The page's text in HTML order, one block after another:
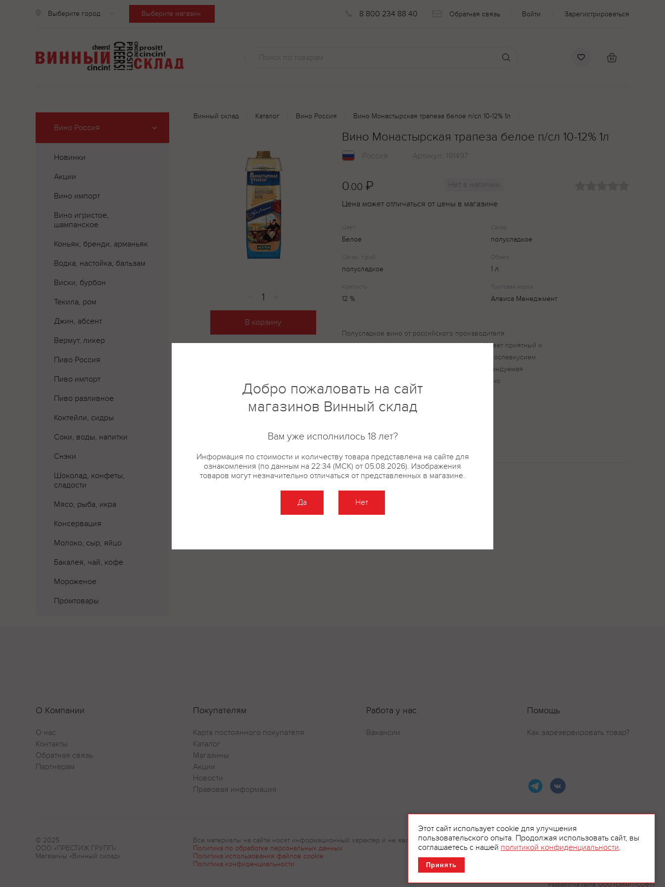
Выберите город Выберите магазин 8 800 234 88 40 Обратная связь Войти Зарегистрироваться
Вино Россия
Новинки
Акции
Вино импорт
Вино игристое,
шампанское
Коньяк, бренди, арманьяк
Водка, настойка, бальзам
Виски, бурбон
Текила, ром
Джин, абсент
Вермут, ликер
Пиво Россия
Пиво импорт
Пиво разливное
Коктейли, сидры
Соки, воды, напитки
Снэки
Шоколад, конфеты,
сладости
Мясо, рыба, икра
Консервация
Молоко, сыр, яйцо
Бакалея, чай, кофе
Мороженое
Промтовары
Винный склад Каталог Вино Россия Вино Монастырская трапеза белое п/сл 10-12% 1л
В корзину
Вино Монастырская трапеза белое п/сл 10-12% 1л
Россия Артикул: 191497
0.00 ₽
Нет в наличии
Цена может отличаться от цены в магазине
Цвет
Белое
Сахар
полусладкое
Сахар, г/дм3
полусладкое
Объем
1 л.
Крепость
12 %
Торговая марка
Алвиса Менеджмент
Полусладкое вино от российского производителя
изготовлено из красных сортов винограда. Имеет приятный и
сбалансированный вкус с мягким таниновым послевкусием.
Аромат с нежными фруктовыми тонами. Рекомендуемая
температура, при которой следует подавать вино
Монастырская трапеза - от 8 до 12 градусов.
Где купить?
Оставить отзыв
Разработка сайта:ООО «СМАРТ-СОФТ»
О Компании
О нас
Контакты
Обратная связь
Партнерам
Покупателям
Карта постоянного покупателя
Каталог
Магазины
Акции
Новости
Правовая информация
Работа у нас
Вакансии
Помощь
Как зарезервировать товар?
© 2025
ООО «ПРЕСТИЖ ГРУПП»
Магазины «Винный склад»
Все материалы на сайте носят информационный характер и не являются рекламой.
Политика по обработке персональных данных
Политика использования файлов cookie
Политика конфиденциальности
Этот сайт использует cookie для улучшения
пользовательского опыта. Продолжая использовать сайт, вы
соглашаетесь с нашей политикой конфиденциальности.
Принять
Добро пожаловать на сайт
магазинов Винный склад
Вам уже исполнилось 18 лет?
Информация по стоимости и количеству товара представлена на сайте для
ознакомления (по данным на 22:34 (МСК) от 05.08.2026). Изображения
товаров могут незначительно отличаться от представленных в магазине.
Да Нет